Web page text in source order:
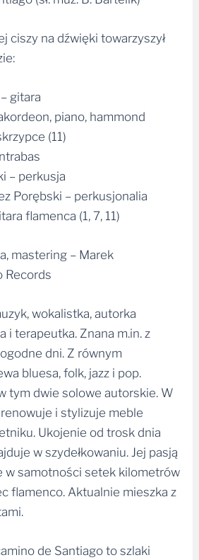
ciszy na dźwięki towarzyszył
gitara
piano, hammond
(11)
– perkusja
Porębski – perkusjonalia
flamenca (1, 7, 11)
mastering – Marek
Records
wokalistka, autorka
i terapeutka. Znana m.in. z
dni. Z równym
bluesa, folk, jazz i pop.
tym dwie solowe autorskie. W
i stylizuje meble
Ukojenie od trosk dnia
w szydełkowaniu. Jej pasją
w samotności setek kilometrów
flamenco. Aktualnie mieszka z
de Santiago to szlaki